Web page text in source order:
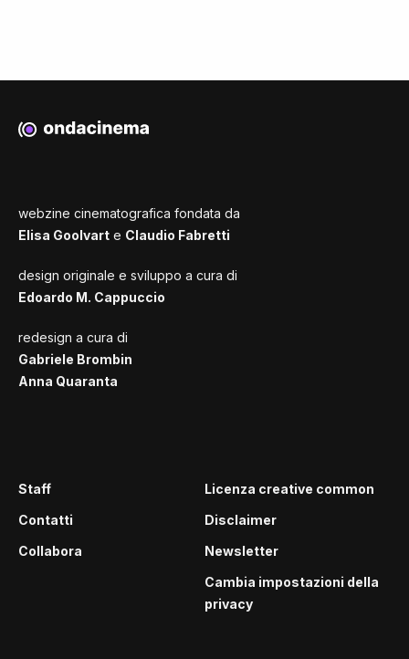
webzine cinematografica fondata da
Elisa Goolvart e Claudio Fabretti
design originale e sviluppo a cura di
Edoardo M. Cappuccio
redesign a cura di
Gabriele Brombin
Anna Quaranta
Staff
Contatti
Collabora
Licenza creative common
Disclaimer
Newsletter
Cambia impostazioni della
privacy